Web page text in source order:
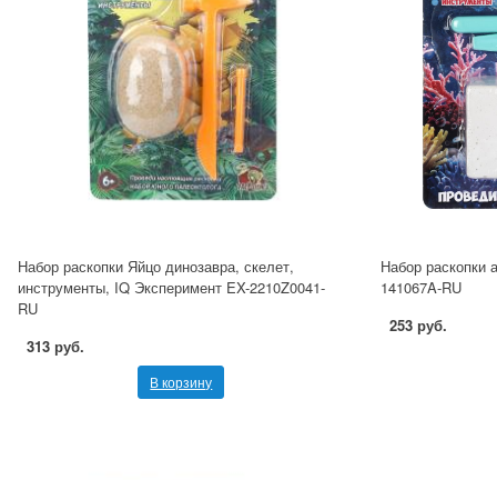
Набор раскопки Яйцо динозавра, скелет,
инструменты, IQ Эксперимент EX-2210Z0041-
RU
313 руб.
В корзину
Набор раскопки
141067A-RU
253 руб.